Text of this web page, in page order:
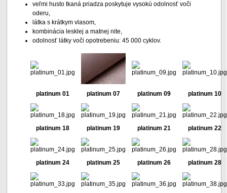
veľmi husto tkaná priadza poskytuje vysokú odolnosť voči
oderu,
látka s krátkym vlasom,
kombinácia lesklej a matnej nite,
odolnosť látky voči opotrebeniu: 45 000 cyklov.
platinum 01 platinum 07 platinum 09 platinum 10
platinum 18 platinum 19 platinum 21 platinum 22
platinum 24 platinum 25 platinum 26 platinum 28